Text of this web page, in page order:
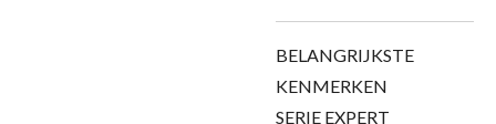
BELANGRIJKSTE
KENMERKEN
SERIE EXPERT